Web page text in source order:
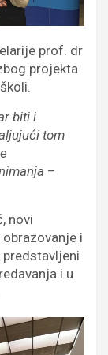
prof. dr
projekta
biti i
tom
–
novi
i
predstavljeni
i u